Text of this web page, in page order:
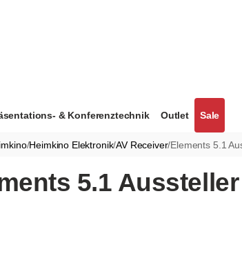
& Konferenztechnik Outlet Sale
/Heimkino Elektronik/AV Receiver/Elements 5.1
5.1